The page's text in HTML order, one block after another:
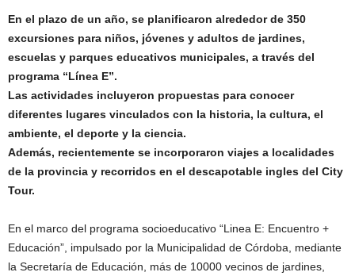
En el plazo de un año, se planificaron alrededor de 350
excursiones para niños, jóvenes y adultos de jardines,
escuelas y parques educativos municipales, a través del
programa “Línea E”.
Las actividades incluyeron propuestas para conocer
diferentes lugares vinculados con la historia, la cultura, el
ambiente, el deporte y la ciencia.
Además, recientemente se incorporaron viajes a localidades
de la provincia y recorridos en el descapotable ingles del City
Tour.
En el marco del programa socioeducativo “Linea E: Encuentro +
Educación”, impulsado por la Municipalidad de Córdoba, mediante
la Secretaría de Educación, más de 10000 vecinos de jardines,